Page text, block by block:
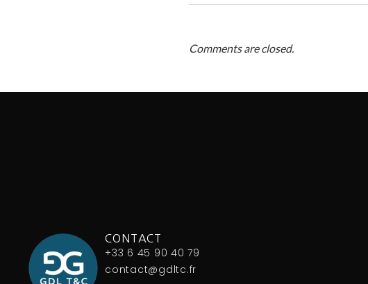
Comments are closed.
CONTACT
+33 6 45 90 40 79
contact@gdltc.fr